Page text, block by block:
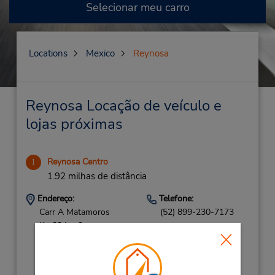
Selecionar meu carro
Locations Mexico Reynosa
Reynosa Locação de veículo e
lojas próximas
1 Reynosa Centro
1.92 milhas de distância
Endereço:
Carr A Matamoros
Km83 Loc2,
Telefone:
(52) 899-230-7173